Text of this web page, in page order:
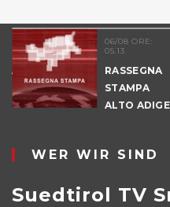
06/08 ORE:
05.13
RASSEGNA
STAMPA
ALTO ADIGE
WER WIR SIND
Suedtirol TV